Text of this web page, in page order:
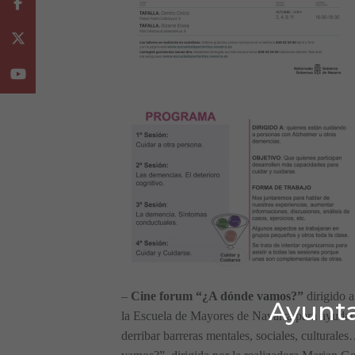
– Cine forum “¿A dónde vamos?” dirigido
la Escuela de Mayores de Navarra para
derribar barreras mentales, sociales,
Youtube